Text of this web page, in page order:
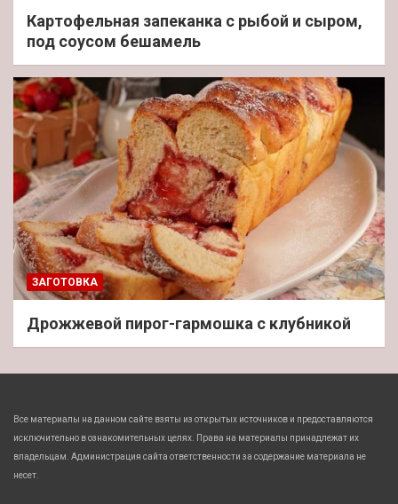
Картофельная запеканка с рыбой и сыром,
под соусом бешамель
ЗАГОТОВКА
Дрожжевой пирог-гармошка с клубникой
Все материалы на данном сайте взяты из открытых источников и предоставляются
исключительно в ознакомительных целях. Права на материалы принадлежат их
владельцам. Администрация сайта ответственности за содержание материала не
несет.